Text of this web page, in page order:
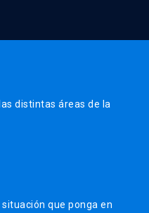
distintas áreas de la
que ponga en